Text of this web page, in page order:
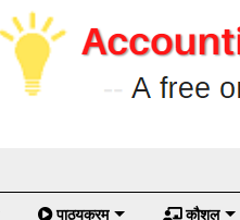
पाठ्यक्रम कौशल